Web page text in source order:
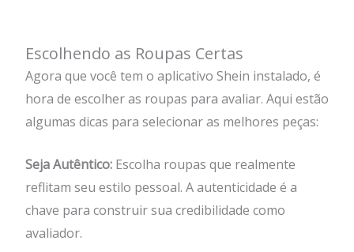
Escolhendo as Roupas Certas
Agora que você tem o aplicativo Shein instalado, é
hora de escolher as roupas para avaliar. Aqui estão
algumas dicas para selecionar as melhores peças:
Seja Autêntico:Escolha roupas que realmente
reflitam seu estilo pessoal. A autenticidade é a
chave para construir sua credibilidade como
avaliador.